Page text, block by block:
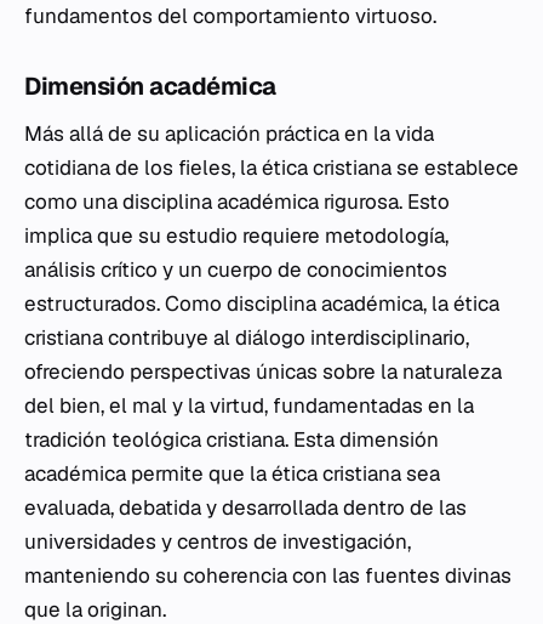
fundamentos del comportamiento virtuoso.
Dimensión académica
Más allá de su aplicación práctica en la vida
cotidiana de los fieles, la ética cristiana se establece
como una disciplina académica rigurosa. Esto
implica que su estudio requiere metodología,
análisis crítico y un cuerpo de conocimientos
estructurados. Como disciplina académica, la ética
cristiana contribuye al diálogo interdisciplinario,
ofreciendo perspectivas únicas sobre la naturaleza
del bien, el mal y la virtud, fundamentadas en la
tradición teológica cristiana. Esta dimensión
académica permite que la ética cristiana sea
evaluada, debatida y desarrollada dentro de las
universidades y centros de investigación,
manteniendo su coherencia con las fuentes divinas
que la originan.